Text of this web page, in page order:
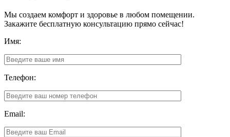
Мы создаем комфорт и здоровье в любом помещении.
Закажите бесплатную консультацию прямо сейчас!
Имя:
Телефон:
Email: